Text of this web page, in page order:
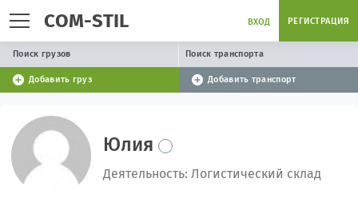
COM-STIL ВХОД РЕГИСТРАЦИЯ
Поиск грузов Поиск транспорта
Добавить груз Добавить транспорт
Юлия
Деятельность: Логистический склад